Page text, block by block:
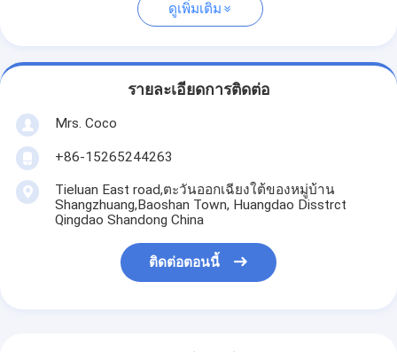
ดูเพิ่มเติม
รายละเอียดการติดต่อ
Mrs. Coco
+86-15265244263
Tieluan East road,ตะวันออกเฉียงใต้ของหมู่บ้าน
Shangzhuang,Baoshan Town, Huangdao Disstrct
Qingdao Shandong China
ติดต่อตอนนี้